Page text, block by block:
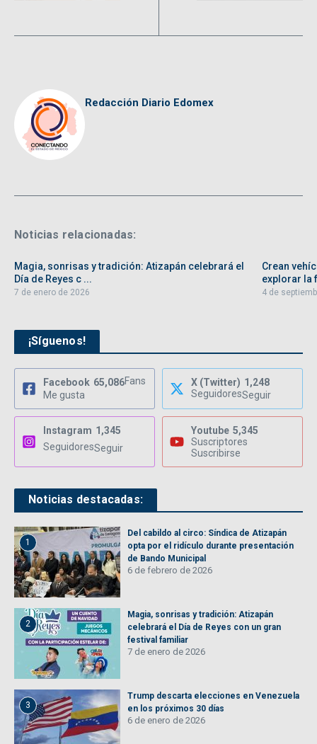
Redacción Diario Edomex
Noticias relacionadas:
Magia, sonrisas y tradición: Atizapán celebrará el
Día de Reyes c ...
7 de enero de 2026
Crean
explorar la
4 de
¡Síguenos!
Facebook 65,086Fans
Me gusta
X (Twitter) 1,248
SeguidoresSeguir
Instagram 1,345
SeguidoresSeguir
Youtube 5,345
Suscriptores
Suscribirse
Noticias destacadas:
1
Del cabildo al circo: Síndica de Atizapán
opta por el ridículo durante presentación
de Bando Municipal
6 de febrero de 2026
2
Magia, sonrisas y tradición: Atizapán
celebrará el Día de Reyes con un gran
festival familiar
7 de enero de 2026
3
Trump descarta elecciones en Venezuela
en los próximos 30 días
6 de enero de 2026